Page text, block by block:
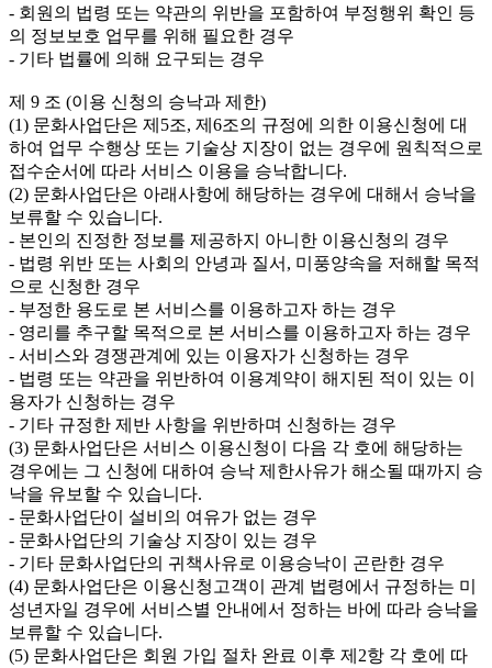
- 회원의 법령 또는 약관의 위반을 포함하여 부정행위 확인 등
의 정보보호 업무를 위해 필요한 경우
- 기타 법률에 의해 요구되는 경우
제 9 조 (이용 신청의 승낙과 제한)
(1) 문화사업단은 제5조, 제6조의 규정에 의한 이용신청에 대
하여 업무 수행상 또는 기술상 지장이 없는 경우에 원칙적으로
접수순서에 따라 서비스 이용을 승낙합니다.
(2) 문화사업단은 아래사항에 해당하는 경우에 대해서 승낙을
보류할 수 있습니다.
- 본인의 진정한 정보를 제공하지 아니한 이용신청의 경우
- 법령 위반 또는 사회의 안녕과 질서, 미풍양속을 저해할 목적
으로 신청한 경우
- 부정한 용도로 본 서비스를 이용하고자 하는 경우
- 영리를 추구할 목적으로 본 서비스를 이용하고자 하는 경우
- 서비스와 경쟁관계에 있는 이용자가 신청하는 경우
- 법령 또는 약관을 위반하여 이용계약이 해지된 적이 있는 이
용자가 신청하는 경우
- 기타 규정한 제반 사항을 위반하며 신청하는 경우
(3) 문화사업단은 서비스 이용신청이 다음 각 호에 해당하는
경우에는 그 신청에 대하여 승낙 제한사유가 해소될 때까지 승
낙을 유보할 수 있습니다.
- 문화사업단이 설비의 여유가 없는 경우
- 문화사업단의 기술상 지장이 있는 경우
- 기타 문화사업단의 귀책사유로 이용승낙이 곤란한 경우
(4) 문화사업단은 이용신청고객이 관계 법령에서 규정하는 미
성년자일 경우에 서비스별 안내에서 정하는 바에 따라 승낙을
보류할 수 있습니다.
(5) 문화사업단은 회원 가입 절차 완료 이후 제2항 각 호에 따